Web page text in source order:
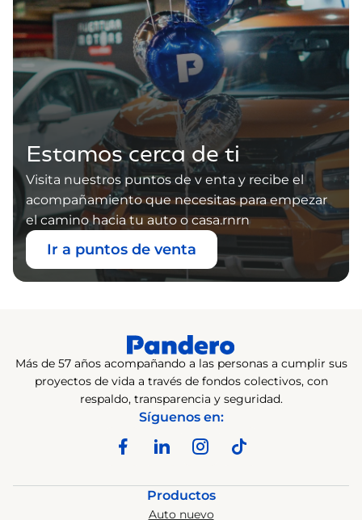
Estamos cerca de ti
Visita nuestros puntos de v enta y recibe el
acompañamiento que necesitas para empezar
el camino hacia tu auto o casa.rnrn
Ir a puntos de venta
Más de 57 años acompañando a las personas a cumplir sus
proyectos de vida a través de fondos colectivos, con
respaldo, transparencia y seguridad.
Síguenos en:
Productos
Auto nuevo